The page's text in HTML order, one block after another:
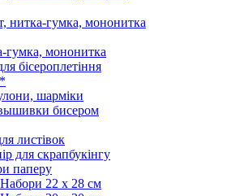
нитка-гумка, мононитка
гумка, мононитка
бісероплетіння
шарміки
бисером
листівок
для скрапбукінгу
паперу
Набори 22 х 28 см